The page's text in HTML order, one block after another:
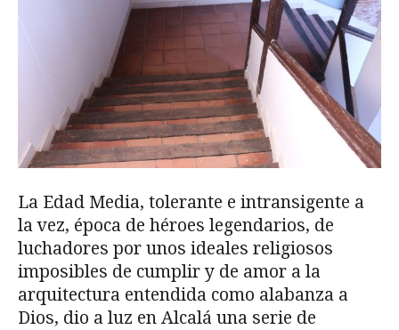
La Edad Media, tolerante e intransigente a
la vez, época de héroes legendarios, de
luchadores por unos ideales religiosos
imposibles de cumplir y de amor a la
arquitectura entendida como alabanza a
Dios, dio a luz en Alcalá una serie de